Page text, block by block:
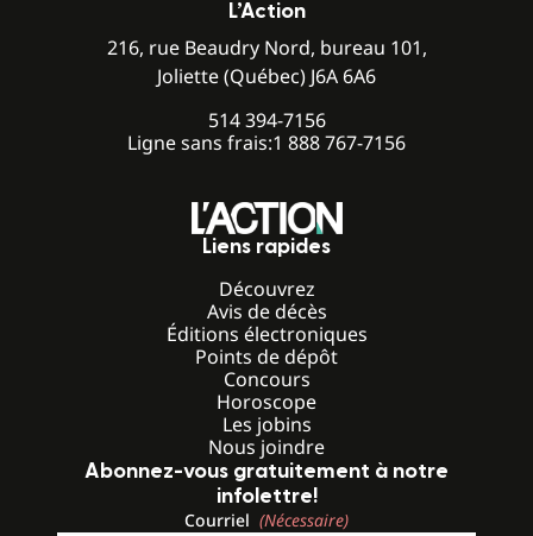
L’Action
216, rue Beaudry Nord, bureau 101,
Joliette (Québec) J6A 6A6
514 394-7156
Ligne sans frais:1 888 767-7156
Liens rapides
Découvrez
Avis de décès
Éditions électroniques
Points de dépôt
Concours
Horoscope
Les jobins
Nous joindre
Abonnez-vous gratuitement à notre
infolettre!
Courriel (Nécessaire)